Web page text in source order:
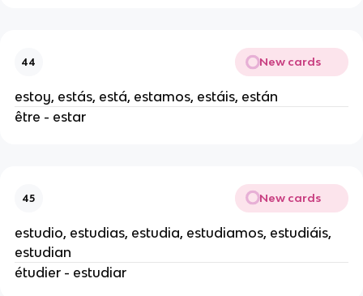
44 New cards
estoy, estás, está, estamos, estáis, están
être - estar
45 New cards
estudio, estudias, estudia, estudiamos, estudiáis,
estudian
étudier - estudiar